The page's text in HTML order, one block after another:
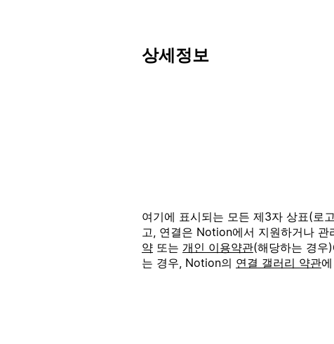
상세정보
여기에 표시되는 모든 제3자 상표(로
고, 연결은 Notion에서 지원하거나
약 또는 개인 이용약관(해당하는 경우
는 경우, Notion의 연결 갤러리 약관